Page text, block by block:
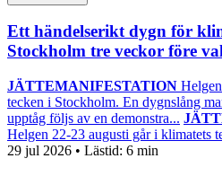
Ett händelserikt dygn för
Stockholm tre veckor före
JÄTTEMANIFESTATION
tecken i Stockholm. En dygnslång
upptåg följs av en demonstra...
Helgen 22-23 augusti går i klimatets
29 jul 2026 • Lästid: 6 min